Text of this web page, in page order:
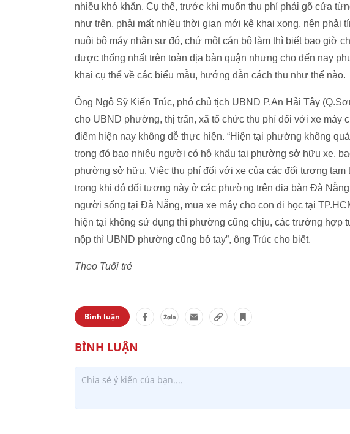
nhiều khó khăn. Cụ thể, trước khi muốn thu phí phải gõ cửa
như trên, phải mất nhiều thời gian mới kê khai xong, nên phải
nuôi bộ máy nhân sự đó, chứ một cán bộ làm thì biết bao giờ
được thống nhất trên toàn địa bàn quận nhưng cho đến nay
khai cụ thể về các biểu mẫu, hướng dẫn cách thu như thế nào.
Ông Ngô Sỹ Kiến Trúc, phó chủ tịch UBND P.An Hải Tây
cho UBND phường, thị trấn, xã tổ chức thu phí đối với xe máy
điểm hiện nay không dễ thực hiện. “Hiện tại phường không
trong đó bao nhiêu người có hộ khẩu tại phường sở hữu xe,
phường sở hữu. Việc thu phí đối với xe của các đối tượng tạm
trong khi đó đối tượng này ở các phường trên địa bàn Đà
người sống tại Đà Nẵng, mua xe máy cho con đi học tại
hiện tại không sử dụng thì phường cũng chịu, các trường hợp
nộp thì UBND phường cũng bó tay”, ông Trúc cho biết.
Theo Tuổi trẻ
Bình luận